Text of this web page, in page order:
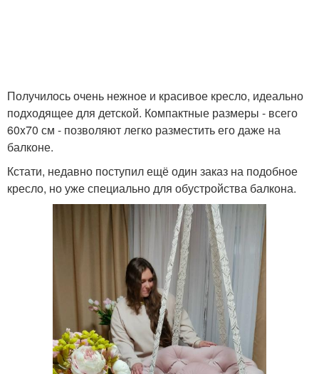
Получилось очень нежное и красивое кресло, идеально
подходящее для детской. Компактные размеры - всего
60x70 см - позволяют легко разместить его даже на
балконе.
Кстати, недавно поступил ещё один заказ на подобное
кресло, но уже специально для обустройства балкона.